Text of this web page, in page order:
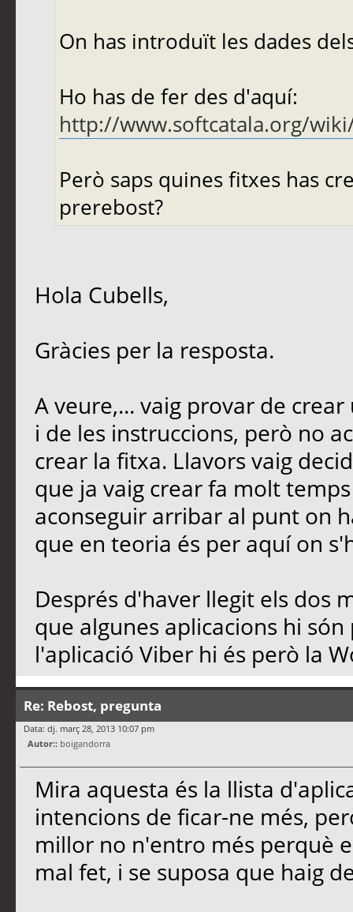
On has introduït les dades
Ho has de fer des d'aquí:
http://www.softcatala.org/
Però saps quines fitxes has
prerebost?
Hola Cubells,
Gràcies per la resposta.
A veure,... vaig provar de
i de les instruccions, però no
crear la fitxa. Llavors vaig
que ja vaig crear fa molt
aconseguir arribar al punt on
que en teoria és per aquí on
Després d'haver llegit els dos
que algunes aplicacions hi
l'aplicació Viber hi és però la
Re: Rebost, pregunta
Data: dj. març 28, 2013 10:07 pm
Autor:: boigandorra
Mira aquesta és la llista
intencions de ficar-ne més,
millor no n'entro més perquè
mal fet, i se suposa que haig